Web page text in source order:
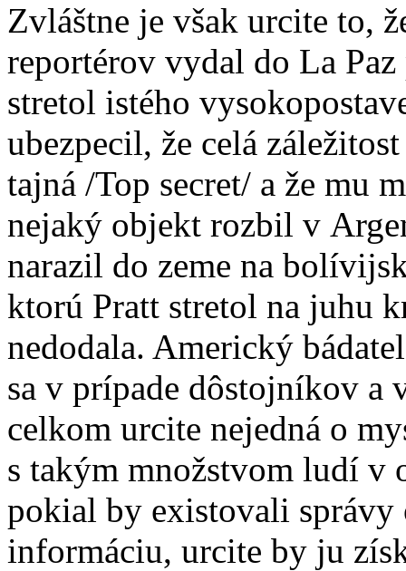
Zvláštne je však urcite to,
reportérov vydal do La
stretol istého
ubezpecil, že celá
tajná /Top secret/ a že mu
nejaký objekt rozbil v
narazil do zeme na
ktorú Pratt stretol na juhu
nedodala. Americký
sa v prípade dôstojníkov
celkom urcite nejedná o
s takým množstvom ludí v
pokial by existovali správy
informáciu, urcite by ju